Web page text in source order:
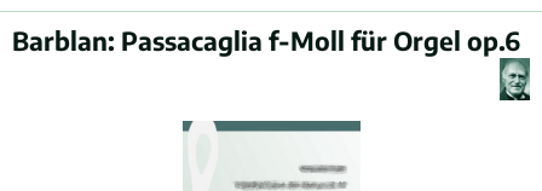
Barblan: Passacaglia f-Moll für Orgel op.6